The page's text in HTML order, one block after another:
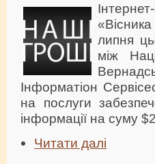
липня
між
Інформатіон
на послуги
інформації на суму
Читати далі